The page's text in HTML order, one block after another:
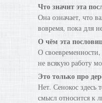
Что значит эта
Она означает, что
вовремя, пока для
О чём эта
О
не всякую работу
Это только про
Нет. Сенокос здесь
смысл относится к